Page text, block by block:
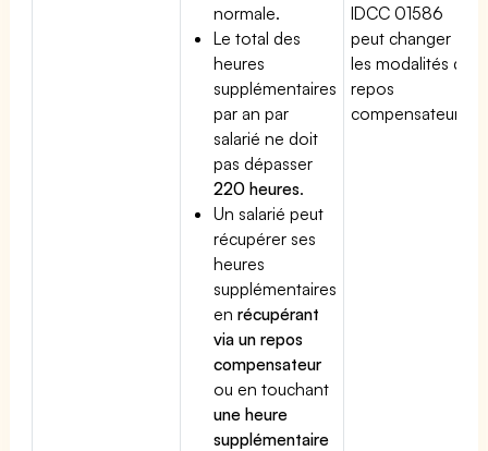
normale.
Le total des
heures
supplémentaires
par an par
salarié ne doit
pas dépasser
220 heures.
Un salarié peut
récupérer ses
heures
supplémentaires
enrécupérant
via un repos
compensateur
ou en touchant
une heure
supplémentaire
IDCC 01586
peut changer
les modalités du
repos
compensateur.